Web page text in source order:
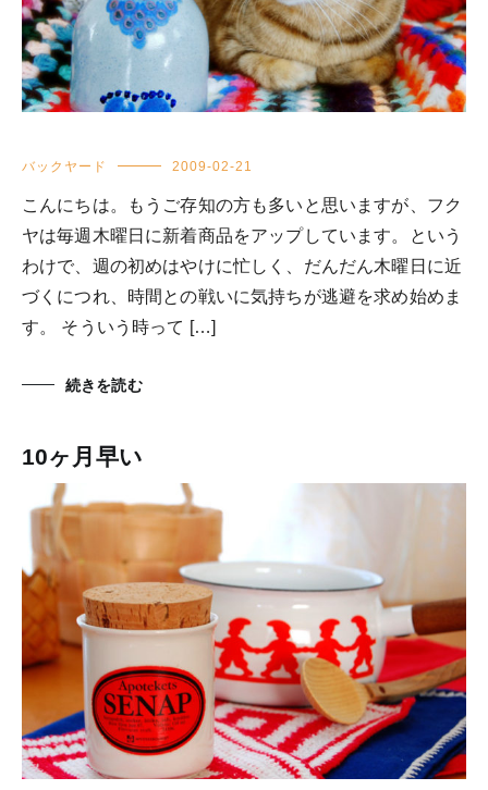
バックヤード 2009-02-21
こんにちは。もうご存知の方も多いと思いますが、フク
ヤは毎週木曜日に新着商品をアップしています。という
わけで、週の初めはやけに忙しく、だんだん木曜日に近
づくにつれ、時間との戦いに気持ちが逃避を求め始めま
す。 そういう時って […]
続きを読む
10ヶ月早い